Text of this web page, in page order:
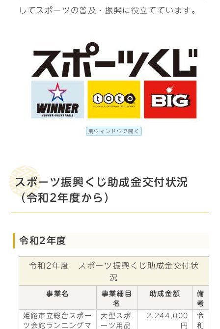
してスポーツの普及・振興に役立てています。
別ウィンドウで開く
スポーツ振興くじ助成金交付状況
（令和2年度から）
令和2年度
令和2年度 スポーツ振興くじ助成金交付状
況
事業名
事業細目
名
助成金額
備
考
姫路市立総合スポー
ツ会館ランニングマ
大型スポ
ーツ用品
2,244,000
円
令
和